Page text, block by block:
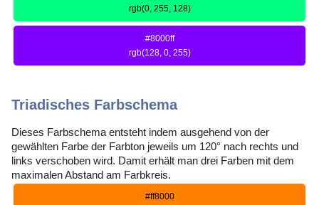
rgb(0, 255, 128)
#8000ff
rgb(128, 0, 255)
Triadisches Farbschema
Dieses Farbschema entsteht indem ausgehend von der
gewählten Farbe der Farbton jeweils um 120° nach rechts und
links verschoben wird. Damit erhält man drei Farben mit dem
maximalen Abstand am Farbkreis.
#ff8000